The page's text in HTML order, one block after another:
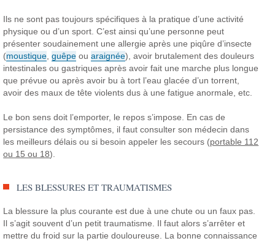
Ils ne sont pas toujours spécifiques à la pratique d’une activité
physique ou d’un sport. C’est ainsi qu’une personne peut
présenter soudainement une allergie après une piqûre d’insecte
(moustique ,guêpe ouaraignée), avoir brutalement des douleurs
intestinales ou gastriques après avoir fait une marche plus longue
que prévue ou après avoir bu à tort l’eau glacée d’un torrent,
avoir des maux de tête violents dus à une fatigue anormale, etc.
Le bon sens doit l’emporter, le repos s’impose. En cas de
persistance des symptômes, il faut consulter son médecin dans
les meilleurs délais ou si besoin appeler les secours (portable 112
ou 15 ou 18).
LES BLESSURES ET TRAUMATISMES
La blessure la plus courante est due à une chute ou un faux pas.
Il s’agit souvent d’un petit traumatisme. Il faut alors s’arrêter et
mettre du froid sur la partie douloureuse.
La bonne connaissance